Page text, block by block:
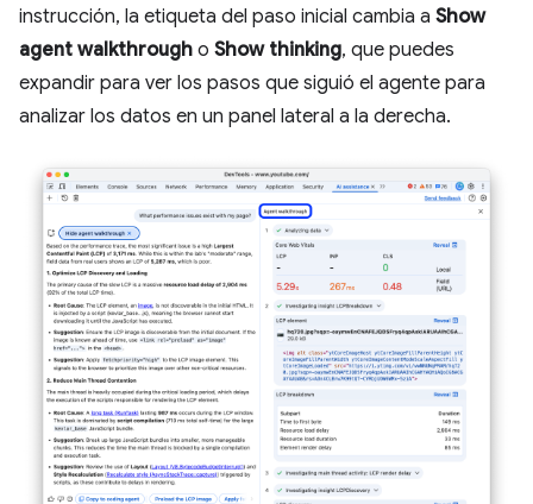
instrucción, la etiqueta del paso inicial cambia a Show
agent walkthrough o Show thinking, que puedes
expandir para ver los pasos que siguió el agente para
analizar los datos en un panel lateral a la derecha.